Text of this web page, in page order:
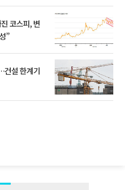
코스피, 변
”
건설 한계기